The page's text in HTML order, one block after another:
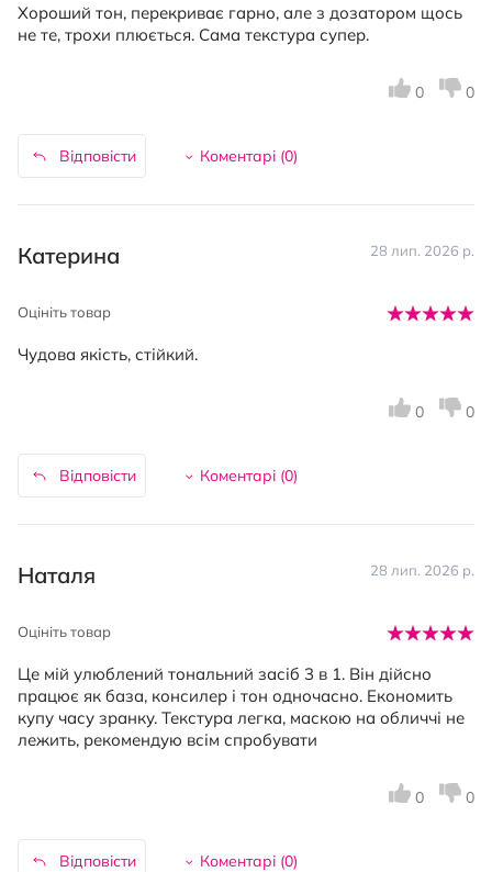
Хороший тон, перекриває гарно, але з дозатором щось
не те, трохи плюється. Сама текстура супер.
Відповісти Коментарі (0)
0 0
Катерина 28 лип. 2026 р.
Оцініть товар
Чудова якість, стійкий.
Відповісти Коментарі (0)
0 0
Наталя 28 лип. 2026 р.
Оцініть товар
Це мій улюблений тональний засіб 3 в 1. Він дійсно
працює як база, консилер і тон одночасно. Економить
купу часу зранку. Текстура легка, маскою на обличчі не
лежить, рекомендую всім спробувати
Відповісти Коментарі (0)
0 0